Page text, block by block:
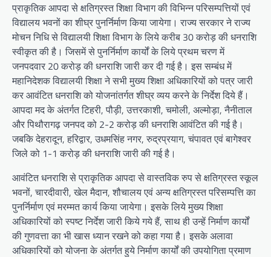
प्राकृतिक आपदा से क्षतिग्रस्त शिक्षा विभाग की विभिन्न परिसम्पत्तियों एवं
विद्यालय भवनों का शीघ्र पुनर्निर्माण किया जायेगा। राज्य सरकार ने राज्य
मोचन निधि से विद्यालयी शिक्षा विभाग के लिये करीब 30 करोड़ की धनराशि
स्वीकृत की है। जिसमें से पुनर्निर्माण कार्यों के लिये प्रथम चरण में
जनपदवार 20 करोड़ की धनराशि जारी कर दी गई है। इस सम्बंध में
महानिदेशक विद्यालयी शिक्षा ने सभी मुख्य शिक्षा अधिकारियों को पत्र जारी
कर आवंटित धनराशि को योजनांतर्गत शीघ्र व्यय करने के निर्देश दिये हैं।
आपदा मद के अंतर्गत टिहरी, पौड़ी, उत्तरकाशी, चमोली, अल्मोड़ा, नैनीताल
और पिथौरागढ़ जनपद को 2-2 करोड़ की धनराशि आवंटित की गई है।
जबकि देहरादून, हरिद्वार, उधमसिंह नगर, रुद्रप्रयाग, चंपावत एवं बागेश्वर
जिले को 1-1 करोड़ की धनराशि जारी की गई है।
आवंटित धनराशि से प्राकृतिक आपदा से वास्तविक रुप से क्षतिग्रस्त स्कूल
भवनों, चारदीवारी, खेल मैदान, शौचालय एवं अन्य क्षतिग्रस्त परिसम्पत्ति का
पुनर्निर्माण एवं मरम्मत कार्य किया जायेगा। इसके लिये मुख्य शिक्षा
अधिकारियों को स्पष्ट निर्देश जारी किये गये हैं, साथ ही उन्हें निर्माण कार्यों
की गुणवत्ता का भी खास ध्यान रखने को कहा गया है। इसके अलावा
अधिकारियों को योजना के अंतर्गत हुये निर्माण कार्यों की उपयोगिता प्रमाण